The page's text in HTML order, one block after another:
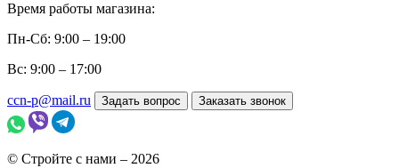
Время работы магазина:
Пн-Сб: 9:00 – 19:00
Вс: 9:00 – 17:00
ccn-p@mail.ru Задать вопрос Заказать звонок
© Стройте с нами – 2026